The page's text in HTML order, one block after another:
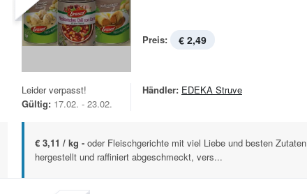
Preis: € 2,49
Leider verpasst!
Gültig: 17.02. - 23.02.
Händler: EDEKA Struve
€ 3,11 / kg - oder Fleischgerichte mit viel Liebe und besten Zutaten
hergestellt und raffiniert abgeschmeckt, vers...